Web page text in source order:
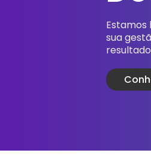
Estamos
sua